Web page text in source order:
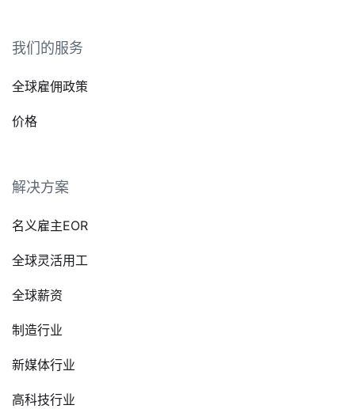
我们的服务
全球雇佣政策
价格
解决方案
名义雇主EOR
全球灵活用工
全球薪资
制造行业
新媒体行业
高科技行业